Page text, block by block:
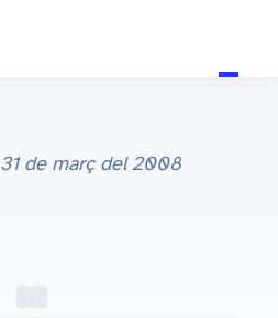
31 de març del 2008